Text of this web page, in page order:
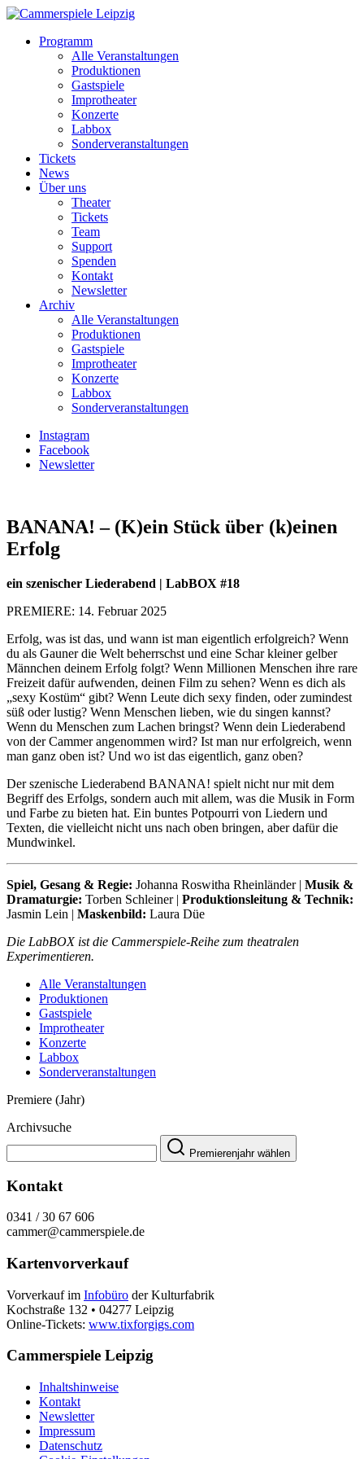
Programm
Alle Veranstaltungen
Produktionen
Gastspiele
Improtheater
Konzerte
Labbox
Sonderveranstaltungen
Tickets
News
Über uns
Theater
Tickets
Team
Support
Spenden
Kontakt
Newsletter
Archiv
Alle Veranstaltungen
Produktionen
Gastspiele
Improtheater
Konzerte
Labbox
Sonderveranstaltungen
Instagram
Facebook
Newsletter
BANANA! – (K)ein Stück über (k)einen
Erfolg
ein szenischer Liederabend | LabBOX #18
PREMIERE: 14. Februar 2025
Erfolg, was ist das, und wann ist man eigentlich erfolgreich? Wenn
du als Gauner die Welt beherrschst und eine Schar kleiner gelber
Männchen deinem Erfolg folgt? Wenn Millionen Menschen ihre rare
Freizeit dafür aufwenden, deinen Film zu sehen? Wenn es dich als
„sexy Kostüm“ gibt? Wenn Leute dich sexy finden, oder zumindest
süß oder lustig? Wenn Menschen lieben, wie du singen kannst?
Wenn du Menschen zum Lachen bringst? Wenn dein Liederabend
von der Cammer angenommen wird? Ist man nur erfolgreich, wenn
man ganz oben ist? Und wo ist das eigentlich, ganz oben?
Der szenische Liederabend BANANA! spielt nicht nur mit dem
Begriff des Erfolgs, sondern auch mit allem, was die Musik in Form
und Farbe zu bieten hat. Ein buntes Potpourri von Liedern und
Texten, die vielleicht nicht uns nach oben bringen, aber dafür die
Mundwinkel.
Spiel, Gesang & Regie: Johanna Roswitha Rheinländer | Musik &
Dramaturgie: Torben Schleiner | Produktionsleitung & Technik:
Jasmin Lein | Maskenbild: Laura Düe
Die LabBOX ist die Cammerspiele-Reihe zum theatralen
Experimentieren.
Alle Veranstaltungen
Produktionen
Gastspiele
Improtheater
Konzerte
Labbox
Sonderveranstaltungen
Premiere (Jahr)
Archivsuche
Premierenjahr wählen
Kontakt
0341 / 30 67 606
cammer@cammerspiele.de
Kartenvorverkauf
Vorverkauf im Infobüro der Kulturfabrik
Kochstraße 132 • 04277 Leipzig
Online-Tickets: www.tixforgigs.com
Cammerspiele Leipzig
Inhaltshinweise
Kontakt
Newsletter
Impressum
Datenschutz